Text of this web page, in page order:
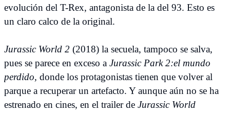
evolución del T-Rex, antagonista de la del 93. Esto es
un claro calco de la original.
Jurassic World 2 (2018) la secuela, tampoco se salva,
pues se parece en exceso a Jurassic Park 2:el mundo
perdido, donde los protagonistas tienen que volver al
parque a recuperar un artefacto. Y aunque aún no se ha
estrenado en cines, en el trailer de Jurassic World